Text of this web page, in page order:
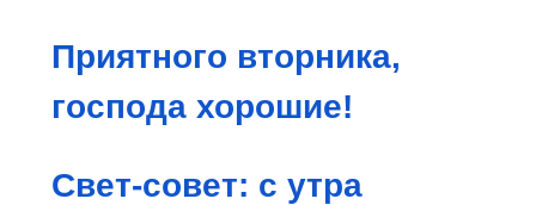
Приятного вторника,
господа хорошие!
Свет-совет: с утра